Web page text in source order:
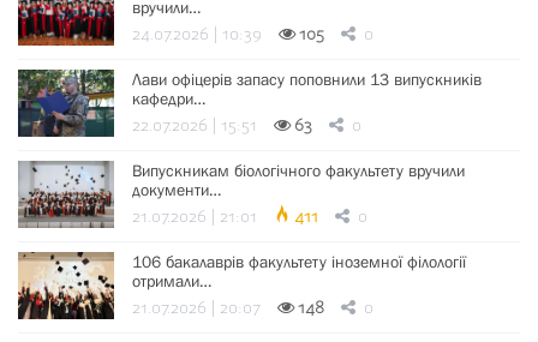
вручили…
24.07.2026 | 10:39 105 0
Лави офіцерів запасу поповнили 13 випускників
кафедри…
22.07.2026 | 15:51 63 0
Випускникам біологічного факультету вручили
документи…
21.07.2026 | 21:01 411 0
106 бакалаврів факультету іноземної філології
отримали…
21.07.2026 | 20:07 148 0